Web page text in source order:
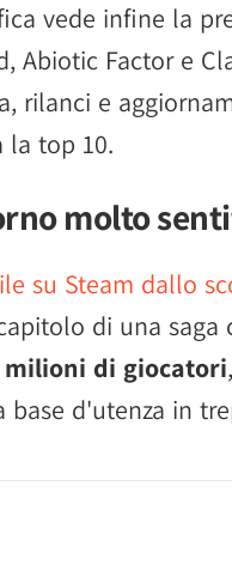
vede infine la
Abiotic Factor e
rilanci e
la top 10.
molto
su Steam dallo
di una saga
di giocatori
base d'utenza in